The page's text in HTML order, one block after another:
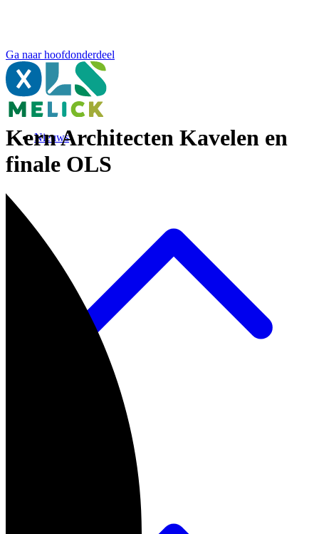
Ga naar hoofdonderdeel
Nieuws
Kern Architecten Kavelen en
finale OLS